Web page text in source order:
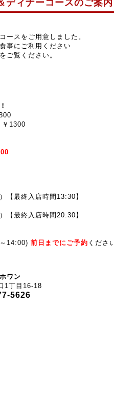
ディナーコースのご案内
ースをご用意しました。
事にご利用ください
ご覧ください。
￥1300
【最終入店時間13:30】
【最終入店時間20:30】
14:00) 前 日までにご予約 くださ
ワン
1丁目16-18
5626